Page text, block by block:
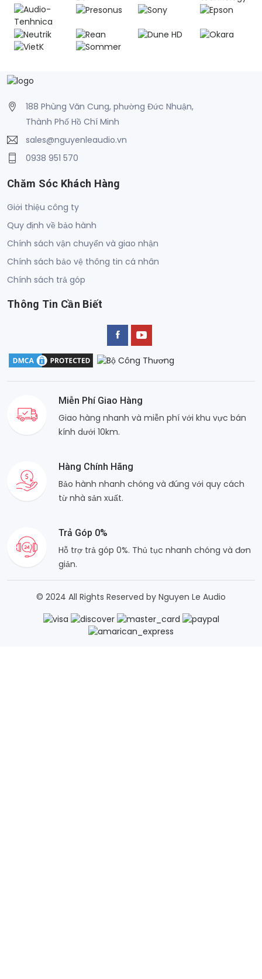
188 Phùng Văn Cung, phường Đức Nhuận,
Thành Phố Hồ Chí Minh
sales@nguyenleaudio.vn
0938 951 570
Chăm Sóc Khách Hàng
Giới thiệu công ty
Quy định về bảo hành
Chính sách vận chuyển và giao nhận
Chính sách bảo vệ thông tin cá nhân
Chính sách trả góp
Thông Tin Cần Biết
Miễn Phí Giao Hàng
Giao hàng nhanh và miễn phí với khu vực bán
kính dưới 10km.
Hàng Chính Hãng
Bảo hành nhanh chóng và đúng với quy cách
từ nhà sản xuất.
Trả Góp 0%
Hỗ trợ trả góp 0%. Thủ tục nhanh chóng và đơn
giản.
© 2024 All Rights Reserved by Nguyen Le Audio